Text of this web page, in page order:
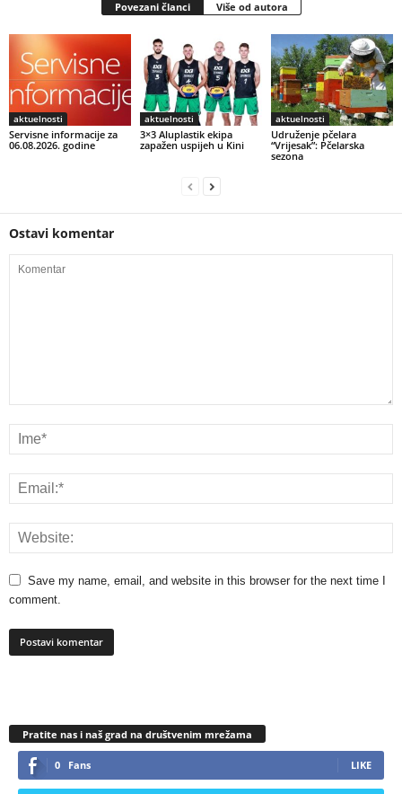
Povezani članci Više od autora
aktuelnosti
Servisne informacije za
06.08.2026. godine
aktuelnosti
3×3 Aluplastik ekipa
zapažen uspijeh u Kini
aktuelnosti
Udruženje pčelara
“Vrijesak”: Pčelarska
sezona
Ostavi komentar
Save my name, email, and website in this browser for the next time I
comment.
Pratite nas i naš grad na društvenim mrežama
0 Fans LIKE